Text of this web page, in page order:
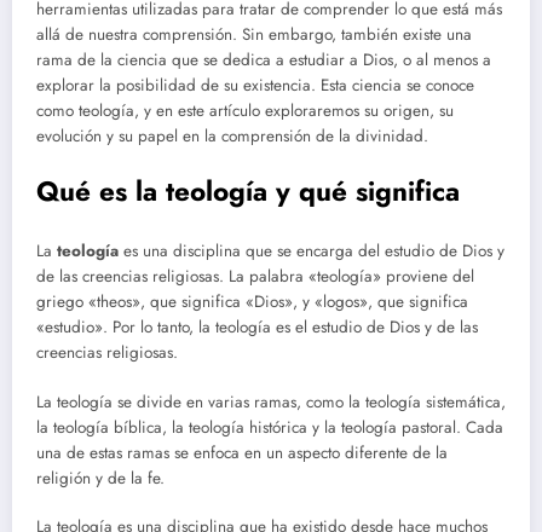
herramientas utilizadas para tratar de comprender lo que está más
allá de nuestra comprensión. Sin embargo, también existe una
rama de la ciencia que se dedica a estudiar a Dios, o al menos a
explorar la posibilidad de su existencia. Esta ciencia se conoce
como teología, y en este artículo exploraremos su origen, su
evolución y su papel en la comprensión de la divinidad.
Qué es la teología y qué significa
La teología es una disciplina que se encarga del estudio de Dios y
de las creencias religiosas. La palabra «teología» proviene del
griego «theos», que significa «Dios», y «logos», que significa
«estudio». Por lo tanto, la teología es el estudio de Dios y de las
creencias religiosas.
La teología se divide en varias ramas, como la teología sistemática,
la teología bíblica, la teología histórica y la teología pastoral. Cada
una de estas ramas se enfoca en un aspecto diferente de la
religión y de la fe.
La teología es una disciplina que ha existido desde hace muchos